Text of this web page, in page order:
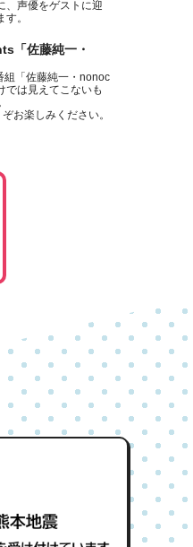
、声優をゲストに迎
。
「佐藤純一・
組「佐藤純一・nonoc
では見えてこないも
お楽しみください。
ター×AIで8時間の生
います。